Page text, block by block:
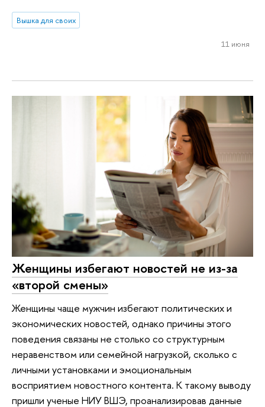
Вышка для своих
11 июня
Женщины избегают новостей не из-за
«второй смены»
Женщины чаще мужчин избегают политических и
экономических новостей, однако причины этого
поведения связаны не столько со структурным
неравенством или семейной нагрузкой, сколько с
личными установками и эмоциональным
восприятием новостного контента. К такому выводу
пришли ученые НИУ ВШЭ, проанализировав данные